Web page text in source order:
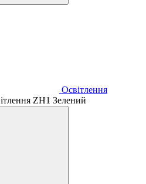
Освітлення
ZH1 Зелений